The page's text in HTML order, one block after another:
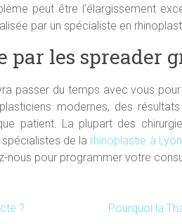
peut être l’élargissement
par un spécialiste en
les spreader
passer du temps avec vous
modernes, des
patient. La plupart des
de la rhinoplastie à Lyon
nous pour programmer votre
? Pourquoi la